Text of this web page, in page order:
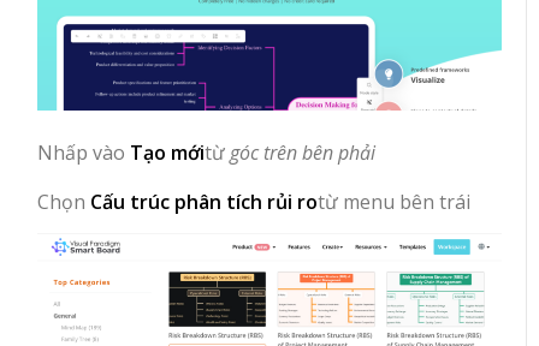
Nhấp vào Tạo mớitừgóc trên bên phải
Chọn Cấu trúc phân tích rủi rotừ menu bên trái